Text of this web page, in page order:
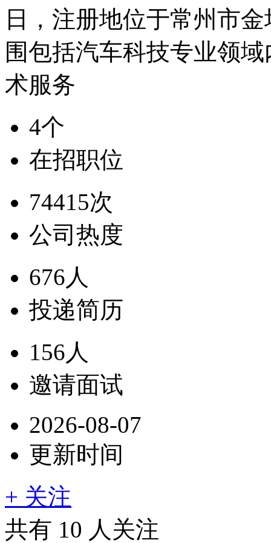
日，注册地位于常州市
围包括汽车科技专业领
术服务
4个
在招职位
74415次
公司热度
676人
投递简历
156人
邀请面试
2026-08-07
更新时间
+ 关注
共有 10 人关注